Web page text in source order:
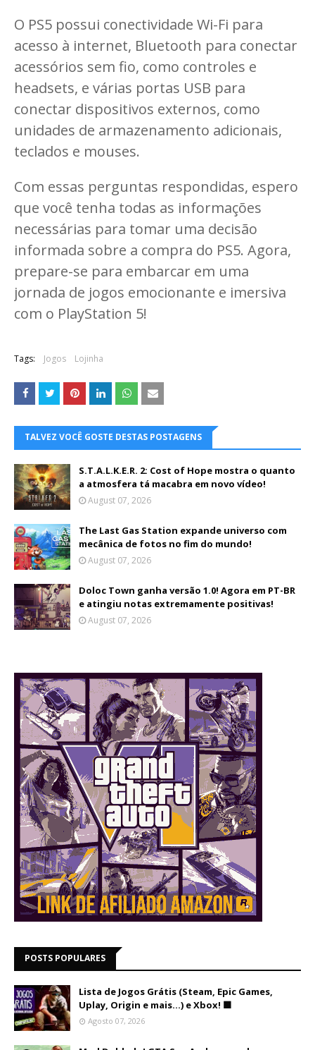
O PS5 possui conectividade Wi-Fi para
acesso à internet, Bluetooth para conectar
acessórios sem fio, como controles e
headsets, e várias portas USB para
conectar dispositivos externos, como
unidades de armazenamento adicionais,
teclados e mouses.
Com essas perguntas respondidas, espero
que você tenha todas as informações
necessárias para tomar uma decisão
informada sobre a compra do PS5. Agora,
prepare-se para embarcar em uma
jornada de jogos emocionante e imersiva
com o PlayStation 5!
Tags: Jogos Lojinha
TALVEZ VOCÊ GOSTE DESTAS POSTAGENS
S.T.A.L.K.E.R. 2: Cost of Hope mostra o quanto
a atmosfera tá macabra em novo vídeo!
August 07, 2026
The Last Gas Station expande universo com
mecânica de fotos no fim do mundo!
August 07, 2026
Doloc Town ganha versão 1.0! Agora em PT-BR
e atingiu notas extremamente positivas!
August 07, 2026
POSTS POPULARES
Lista de Jogos Grátis (Steam, Epic Games,
Uplay, Origin e mais...) e Xbox! 🟩
Agosto 07, 2026